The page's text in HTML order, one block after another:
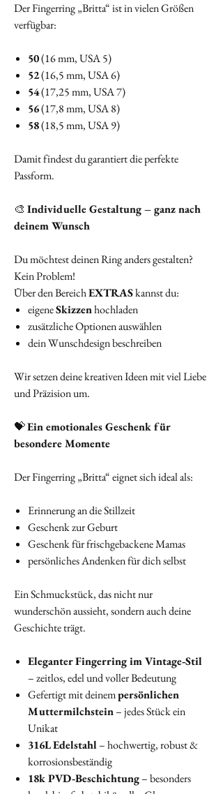
Der Fingerring „Britta“ ist in vielen Größen
verfügbar:
50(16 mm, USA 5)
52(16,5 mm, USA 6)
54(17,25 mm, USA 7)
56(17,8 mm, USA 8)
58(18,5 mm, USA 9)
Damit findest du garantiert die perfekte
Passform.
🎨 Individuelle Gestaltung – ganz nach
deinem Wunsch
Du möchtest deinen Ring anders gestalten?
Kein Problem!
Über den BereichEXTRASkannst du:
eigeneSkizzenhochladen
zusätzliche Optionen auswählen
dein Wunschdesign beschreiben
Wir setzen deine kreativen Ideen mit viel Liebe
und Präzision um.
💝Ein emotionales Geschenk für
besondere Momente
Der Fingerring „Britta“ eignet sich ideal als:
Erinnerung an die Stillzeit
Geschenk zur Geburt
Geschenk für frischgebackene Mamas
persönliches Andenken für dich selbst
Ein Schmuckstück, das nicht nur
wunderschön aussieht, sondern auch deine
Geschichte trägt.
Eleganter Fingerring im Vintage‑Stil
– zeitlos, edel und voller Bedeutung
Gefertigt mit deinempersönlichen
Muttermilchstein– jedes Stück ein
Unikat
316L Edelstahl– hochwertig, robust &
korrosionsbeständig
18k PVD‑Beschichtung– besonders